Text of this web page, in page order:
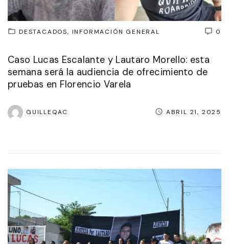
0
DESTACADOS INFORMACIÓN GENERAL
Caso Lucas Escalante y Lautaro Morello: esta
semana será la audiencia de ofrecimiento de
pruebas en Florencio Varela
GUILLEQAC ABRIL 21, 2025